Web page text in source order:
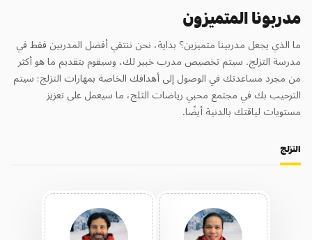
مدربونا المتميزون
ما الذي يجعل مدربينا متميزين؟ بداية، نحن ننتقي أفضل المدربين فقط في
مدرسة التزلج. سيتم تخصيص مدرب خبير لك، وسيقوم بتقديم ما هو أكثر
من مجرد مساعدتك في الوصول إلى أهدافك الخاصة بمهارات التزلج؛ سيتم
الترحيب بك في مجتمع محبي رياضات الثلج، ما سيعمل على تعزيز
مستويات لياقتك بالدنية أيضًا.
التزلج